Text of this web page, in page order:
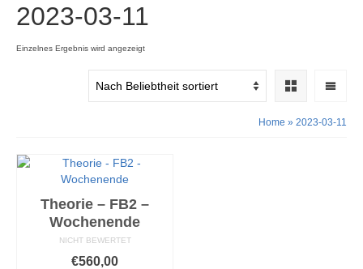
2023-03-11
Einzelnes Ergebnis wird angezeigt
Home » 2023-03-11
Theorie – FB2 –
Wochenende
NICHT BEWERTET
€560,00